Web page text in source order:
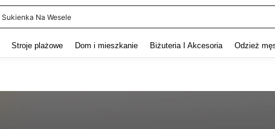
Sukienka Na Wesele
Stroje plażowe Dom i mieszkanie Biżuteria I Akcesoria Odzież